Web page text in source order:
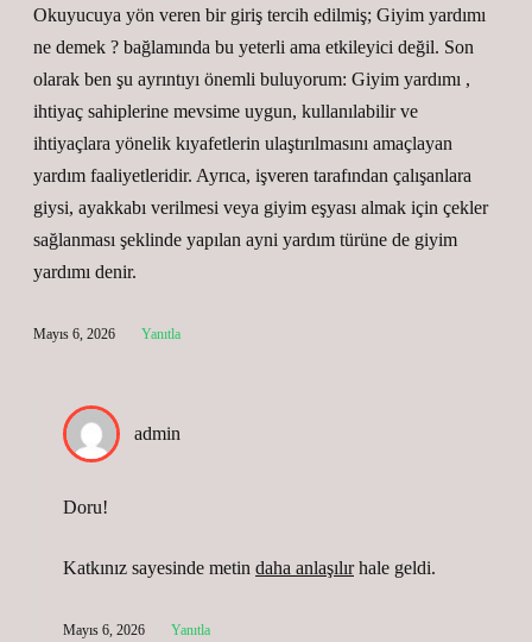
Okuyucuya yön veren bir giriş tercih edilmiş; Giyim yardımı
ne demek ? bağlamında bu yeterli ama etkileyici değil. Son
olarak ben şu ayrıntıyı önemli buluyorum: Giyim yardımı ,
ihtiyaç sahiplerine mevsime uygun, kullanılabilir ve
ihtiyaçlara yönelik kıyafetlerin ulaştırılmasını amaçlayan
yardım faaliyetleridir. Ayrıca, işveren tarafından çalışanlara
giysi, ayakkabı verilmesi veya giyim eşyası almak için çekler
sağlanması şeklinde yapılan ayni yardım türüne de giyim
yardımı denir.
Mayıs 6, 2026 Yanıtla
admin
Doru!
Katkınız sayesinde metin daha anlaşılırhale geldi.
Mayıs 6, 2026 Yanıtla